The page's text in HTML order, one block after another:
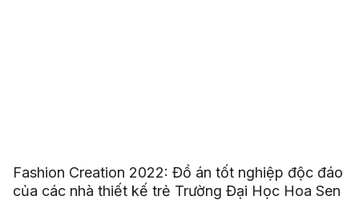
Fashion Creation 2022: Đồ án tốt nghiệp độc đáo
của các nhà thiết kế trẻ Trường Đại Học Hoa Sen